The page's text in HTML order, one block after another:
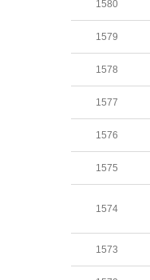
1580
1579
1578
1577
1576
1575
1574
1573